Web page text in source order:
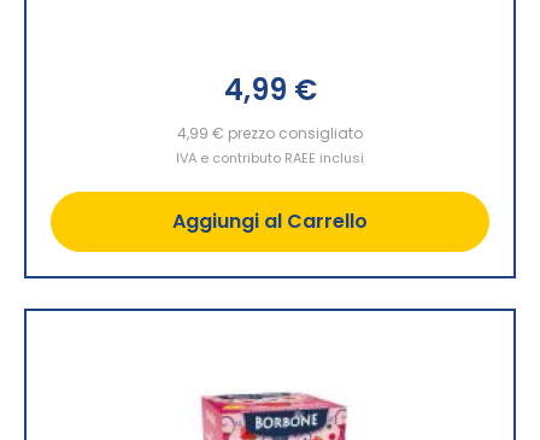
4,99 €
4,99 € prezzo consigliato
IVA e contributo RAEE inclusi
Aggiungi al Carrello